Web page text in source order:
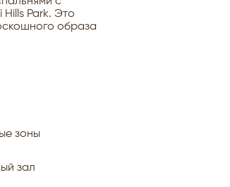
Park. Это
образа
зоны
зал